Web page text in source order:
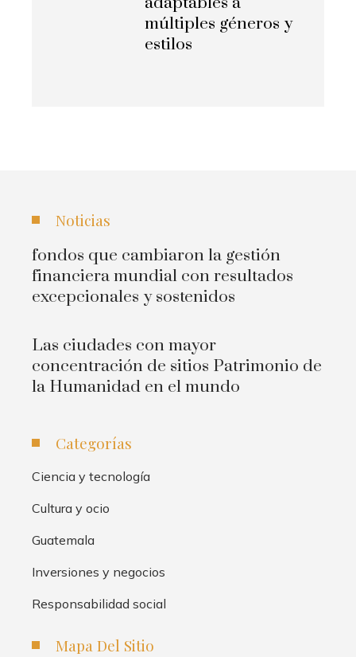
múltiples géneros y
estilos
Noticias
fondos que cambiaron la gestión
financiera mundial con resultados
excepcionales y sostenidos
Las ciudades con mayor
concentración de sitios Patrimonio de
la Humanidad en el mundo
Categorías
Ciencia y tecnología
Cultura y ocio
Guatemala
Inversiones y negocios
Responsabilidad social
Mapa Del Sitio